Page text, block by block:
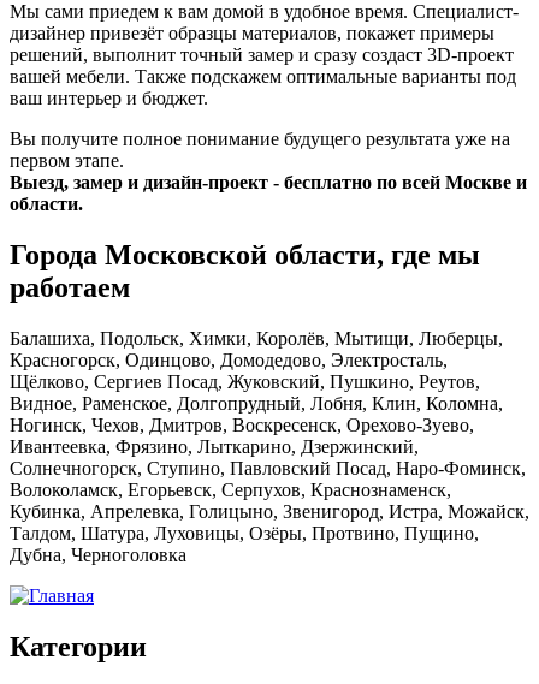
Мы сами приедем к вам домой в удобное время. Специалист-
дизайнер привезёт образцы материалов, покажет примеры
решений, выполнит точный замер и сразу создаст 3D-проект
вашей мебели. Также подскажем оптимальные варианты под
ваш интерьер и бюджет.
Вы получите полное понимание будущего результата уже на
первом этапе.
Выезд, замер и дизайн-проект - бесплатно по всей Москве и
области.
Города Московской области, где мы
работаем
Балашиха, Подольск, Химки, Королёв, Мытищи, Люберцы,
Красногорск, Одинцово, Домодедово, Электросталь,
Щёлково, Сергиев Посад, Жуковский, Пушкино, Реутов,
Видное, Раменское, Долгопрудный, Лобня, Клин, Коломна,
Ногинск, Чехов, Дмитров, Воскресенск, Орехово-Зуево,
Ивантеевка, Фрязино, Лыткарино, Дзержинский,
Солнечногорск, Ступино, Павловский Посад, Наро-Фоминск,
Волоколамск, Егорьевск, Серпухов, Краснознаменск,
Кубинка, Апрелевка, Голицыно, Звенигород, Истра, Можайск,
Талдом, Шатура, Луховицы, Озёры, Протвино, Пущино,
Дубна, Черноголовка
Категории